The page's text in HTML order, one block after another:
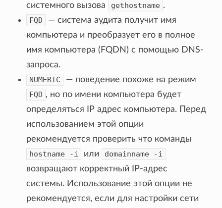
системного вызова
gethostname .
FQD
— система аудита получит имя
компьютера и преобразует его в полное
имя компьютера (FQDN) с помощью DNS-
запроса.
NUMERIC
— поведение похоже на режим
FQD , но по имени компьютера будет
определяться IP адрес компьютера. Перед
использованием этой опции
рекомендуется проверить что команды
hostname
-i или domainname
-i
возвращают корректный IP-адрес
системы. Использование этой опции не
рекомендуется, если для настройки сети